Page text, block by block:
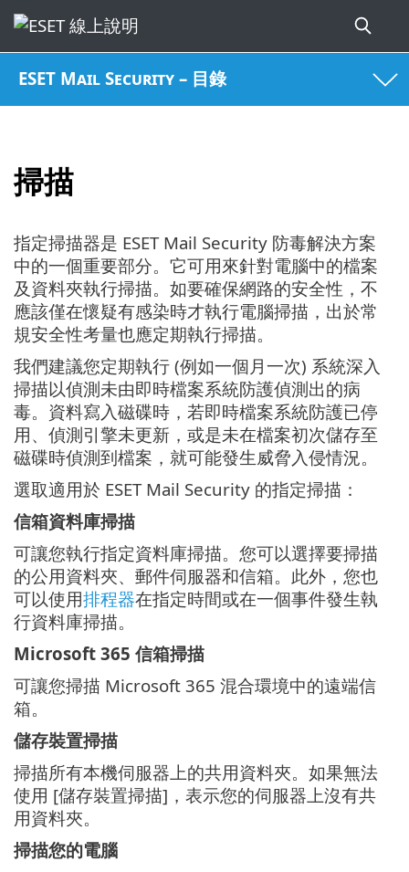
ESET Mail Security – 目錄
掃描
指定掃描器是 ESET Mail Security 防毒解決方案
中的一個重要部分。它可用來針對電腦中的檔案
及資料夾執行掃描。如要確保網路的安全性，不
應該僅在懷疑有感染時才執行電腦掃描，出於常
規安全性考量也應定期執行掃描。
我們建議您定期執行 (例如一個月一次) 系統深入
掃描以偵測未由即時檔案系統防護偵測出的病
毒。資料寫入磁碟時，若即時檔案系統防護已停
用、偵測引擎未更新，或是未在檔案初次儲存至
磁碟時偵測到檔案，就可能發生威脅入侵情況。
選取適用於 ESET Mail Security 的指定掃描：
信箱資料庫掃描
可讓您執行指定資料庫掃描。您可以選擇要掃描
的公用資料夾、郵件伺服器和信箱。此外，您也
可以使用排程器在指定時間或在一個事件發生執
行資料庫掃描。
Microsoft 365 信箱掃描
可讓您掃描 Microsoft 365 混合環境中的遠端信
箱。
儲存裝置掃描
掃描所有本機伺服器上的共用資料夾。如果無法
使用 [儲存裝置掃描]，表示您的伺服器上沒有共
用資料夾。
掃描您的電腦